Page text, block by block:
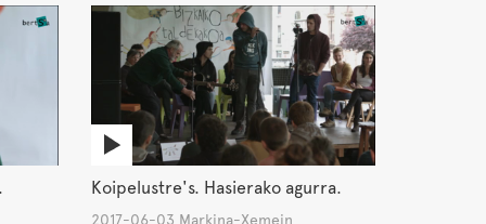
Koipelustre's. Hasierako agurra.
2017-06-03 Markina-Xemein